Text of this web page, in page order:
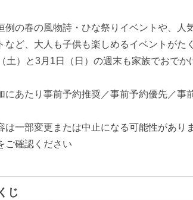
例の春の風物詩・ひな祭りイベントや、人
など、大人も子供も楽しめるイベントがた
土）と3月1日（日）の週末も家族でおでか
にあたり事前予約推奨／事前予約優先／事
は一部変更または中止になる可能性があり
ご確認ください
じ